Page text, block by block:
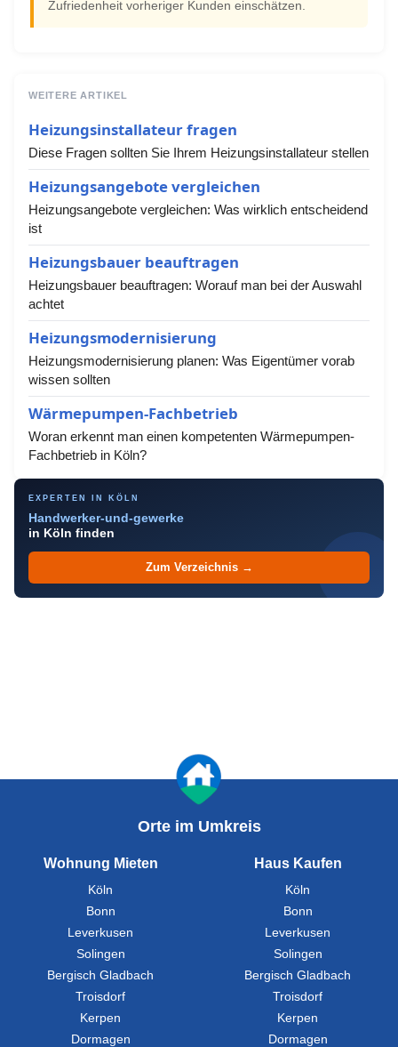
Zufriedenheit vorheriger Kunden einschätzen.
WEITERE ARTIKEL
Heizungsinstallateur fragen
Diese Fragen sollten Sie Ihrem Heizungsinstallateur stellen
Heizungsangebote vergleichen
Heizungsangebote vergleichen: Was wirklich entscheidend
ist
Heizungsbauer beauftragen
Heizungsbauer beauftragen: Worauf man bei der Auswahl
achtet
Heizungsmodernisierung
Heizungsmodernisierung planen: Was Eigentümer vorab
wissen sollten
Wärmepumpen-Fachbetrieb
Woran erkennt man einen kompetenten Wärmepumpen-
Fachbetrieb in Köln?
EXPERTEN IN KÖLN
Handwerker-und-gewerke
in Köln finden
Zum Verzeichnis →
Orte im Umkreis
Wohnung Mieten
Köln
Bonn
Leverkusen
Solingen
Bergisch Gladbach
Troisdorf
Kerpen
Dormagen
Haus Kaufen
Köln
Bonn
Leverkusen
Solingen
Bergisch Gladbach
Troisdorf
Kerpen
Dormagen